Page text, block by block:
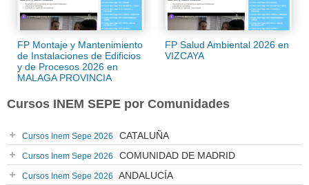
FP Montaje y Mantenimiento
de Instalaciones de Edificios
y de Procesos 2026 en
MALAGA PROVINCIA
FP Salud Ambiental 2026 en
VIZCAYA
Cursos INEM SEPE por Comunidades
Cursos Inem Sepe 2026 CATALUÑA
Cursos Inem Sepe 2026 COMUNIDAD DE MADRID
Cursos Inem Sepe 2026 ANDALUCÍA